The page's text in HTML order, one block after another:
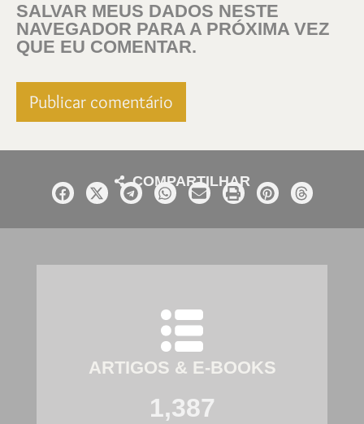
SALVAR MEUS DADOS NESTE
NAVEGADOR PARA A PRÓXIMA VEZ
QUE EU COMENTAR.
COMPARTILHAR
ARTIGOS & E-BOOKS
1,387